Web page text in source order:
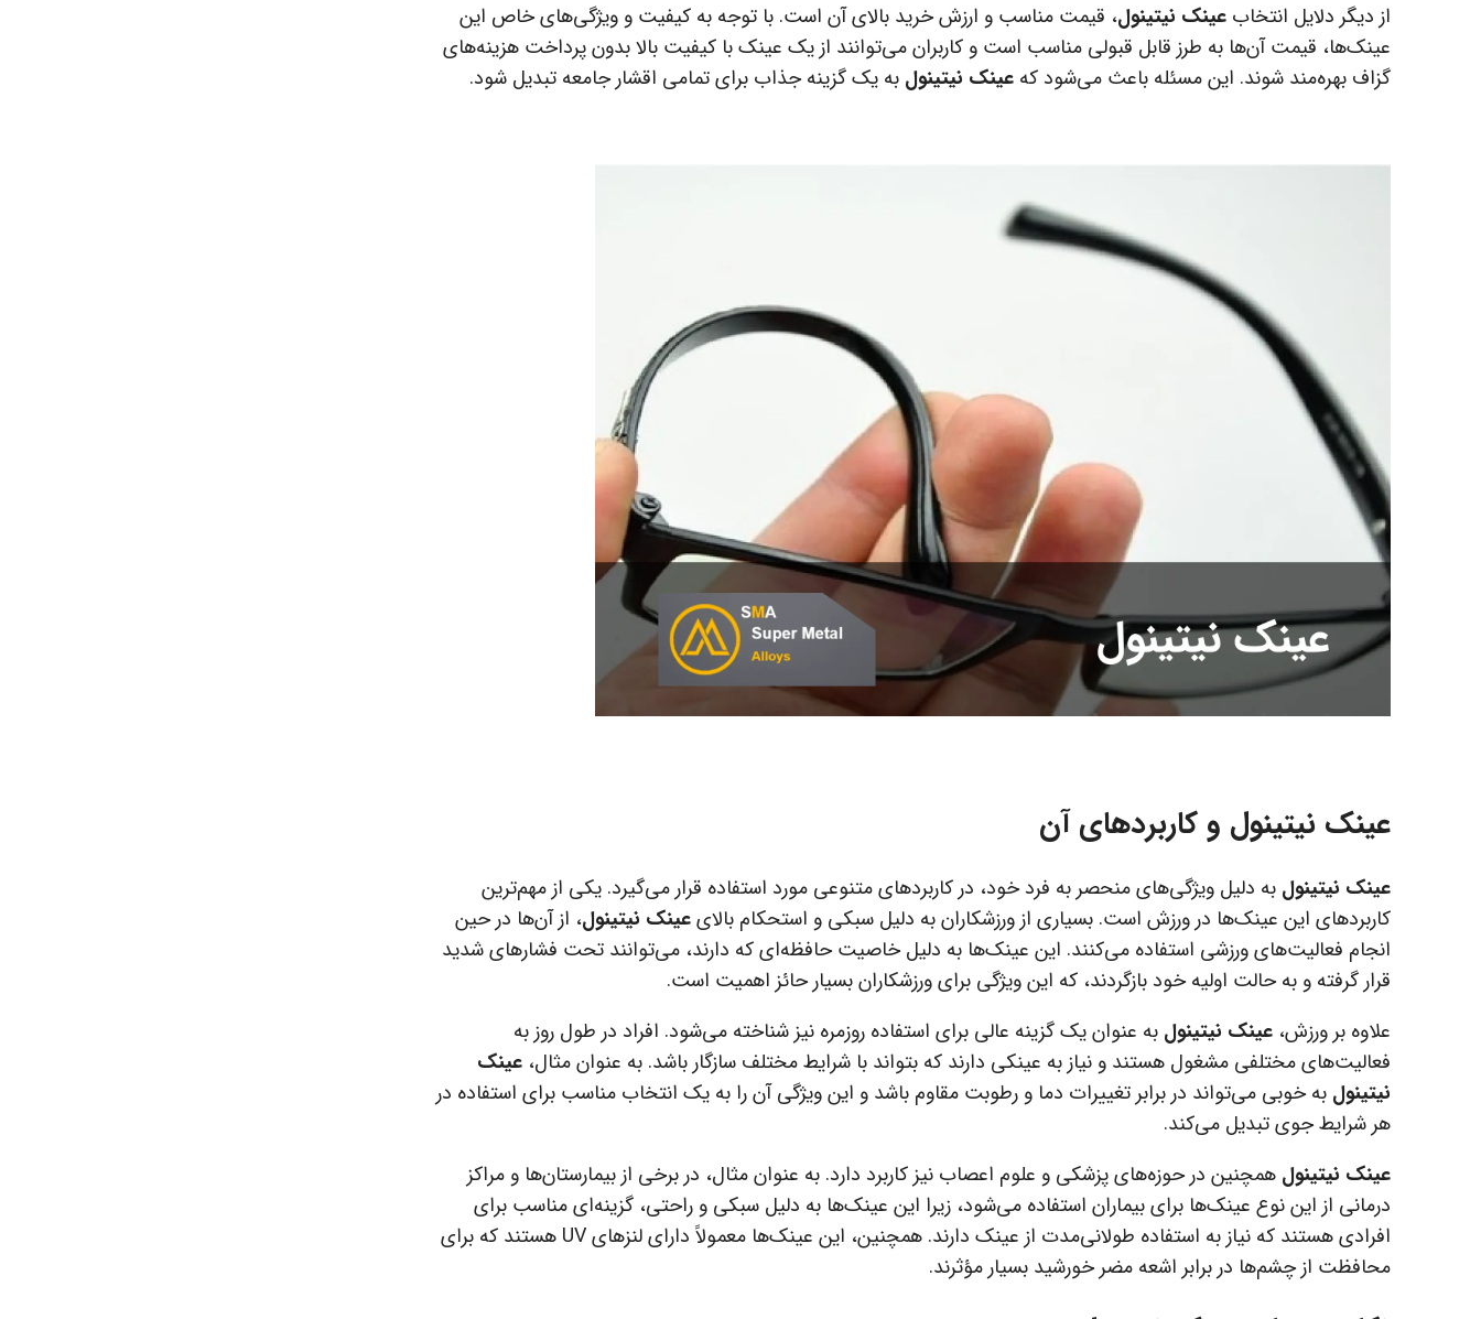
از دیگر دلایل انتخاب عینک نیتینول، قیمت مناسب و ارزش خرید بالای آن است. با توجه به کیفیت و ویژگی‌های خاص این
عینک‌ها، قیمت آن‌ها به طرز قابل قبولی مناسب است و کاربران می‌توانند از یک عینک با کیفیت بالا بدون پرداخت هزینه‌های
گزاف بهره‌مند شوند. این مسئله باعث می‌شود که عینک نیتینول به یک گزینه جذاب برای تمامی اقشار جامعه تبدیل شود.
عینک نیتینول و کاربردهای آن
عینک نیتینول به دلیل ویژگی‌های منحصر به فرد خود، در کاربردهای متنوعی مورد استفاده قرار می‌گیرد. یکی از مهم‌ترین
کاربردهای این عینک‌ها در ورزش است. بسیاری از ورزشکاران به دلیل سبکی و استحکام بالایعینک نیتینول، از آن‌ها در حین
انجام فعالیت‌های ورزشی استفاده می‌کنند. این عینک‌ها به دلیل خاصیت حافظه‌ای که دارند، می‌توانند تحت فشارهای شدید
قرار گرفته و به حالت اولیه خود بازگردند، که این ویژگی برای ورزشکاران بسیار حائز اهمیت است.
علاوه بر ورزش، عینک نیتینول به عنوان یک گزینه عالی برای استفاده روزمره نیز شناخته می‌شود. افراد در طول روز به
فعالیت‌های مختلفی مشغول هستند و نیاز به عینکی دارند که بتواند با شرایط مختلف سازگار باشد. به عنوان مثال، عینک
نیتینول به خوبی می‌تواند در برابر تغییرات دما و رطوبت مقاوم باشد و این ویژگی آن را به یک انتخاب مناسب برای استفاده در
هر شرایط جوی تبدیل می‌کند.
عینک نیتینول همچنین در حوزه‌های پزشکی و علوم اعصاب نیز کاربرد دارد. به عنوان مثال، در برخی از بیمارستان‌ها و مراکز
درمانی از این نوع عینک‌ها برای بیماران استفاده می‌شود، زیرا این عینک‌ها به دلیل سبکی و راحتی، گزینه‌ای مناسب برای
افرادی هستند که نیاز به استفاده طولانی‌مدت از عینک دارند. همچنین، این عینک‌ها معمولاً دارای لنزهای UV هستند که برای
محافظت از چشم‌ها در برابر اشعه مضر خورشید بسیار مؤثرند.